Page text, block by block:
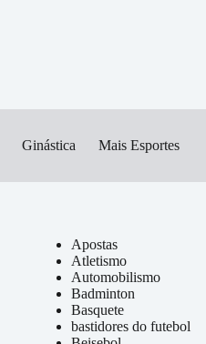
Ginástica Mais Esportes
Apostas
Atletismo
Automobilismo
Badminton
Basquete
bastidores do futebol